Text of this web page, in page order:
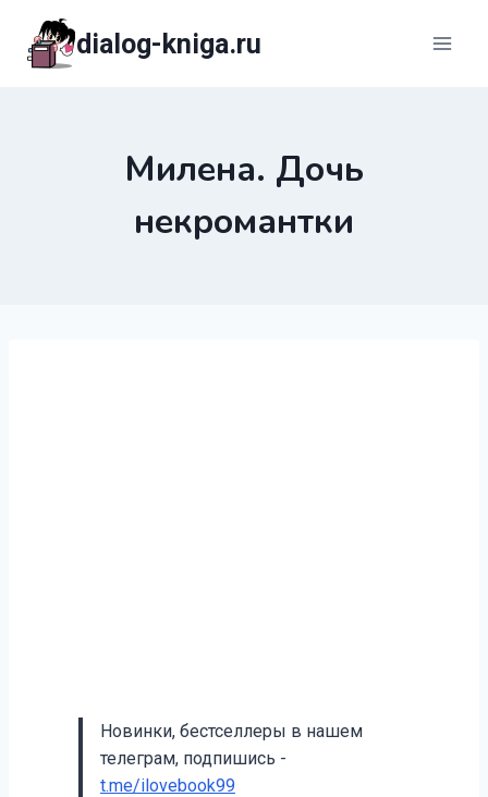
содержимому
dialog-kniga.ru
Милена. Дочь
некромантки
Новинки, бестселлеры в нашем
телеграм, подпишись -
t.me/ilovebook99